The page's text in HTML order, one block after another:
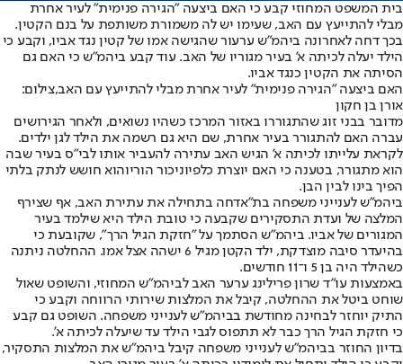
בית המשפט המחוזי קבע כי האם ביצעה "הגירה פנימית" לעיר אחרת
מבלי להתייעץ עם האב, שעימו יש לה משמורת משותפת על בנם הקטין.
בכך דחה לאחרונה ביהמ"ש ערעור שהגישה אמו של קטין נגד אביו, וקבע כי
הילד יעלה לכיתה א' בעיר מגוריו של האב. עוד קבע ביהמ"ש כי האם גם
הסיתה את הקטין כנגד אביו.
האם ביצעה "הגירה פנימית" לעיר אחרת מבלי להתייעץ עם האב,צילום:
אורן בן חקון
מדובר בבני זוג שהתגוררו באזור המרכז כשהיו נשואים, ולאחר הגירושים
עברה האם להתגורר בעיר אחרת, שם היא גם רשמה את הילד לגן ילדים.
לקראת עלייתו לכיתה א' הגיש האב עתירה להעביר אותו לבי"ס בעיר שבה
הוא מתגורר, בטענה כי האם יוצרת כלפיוניכור הוריוהוא חושש לנתק בלתי
הפיך בינו לבין הבן.
ביהמ"ש לענייני משפחה בת"אדחה בתחילה את עתירת האב, אף שצירף
המלצה של ועדת התסקירים שקבעה כי טובת הילד היא שילמד בעיר
המגורים של אביו. ביהמ"ש הסתמך על "חזקת הגיל הרך", שקובעת כי
בהיעדר סיבה מוצדקת, ילד הקטן מגיל 6 ישהה אצל אמו. ההחלטה ניתנה
כשהילד היה בן 5 ו־11 חודשים.
באמצעות עו"ד שרון פרילינג ערער האב לביהמ"ש המחוזי, והשופט שאול
שוחט ביטל את ההחלטה, קיבל את המלצות שירותי הרווחה וקבע כי
התיק יוחזר לבחינה מחודשת בביהמ"ש לענייני משפחה. השופט גם קבע
כי חזקת הגיל הרך כבר לא תתפוס לגבי הילד עד שיעלה לכיתה א'.
בדיון החוזר בביהמ"ש לענייני משפחה קיבל ביהמ"ש את המלצות התסקיר,